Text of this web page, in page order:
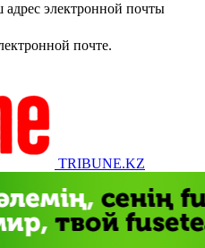
электронной почты
почте.
TRIBUNE.KZ